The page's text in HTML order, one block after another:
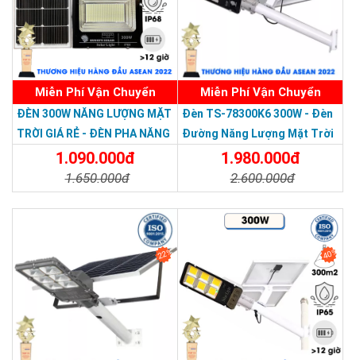
Thương hiệu dẫn đầu Việt Nam 2023
Miễn Phí Vận Chuyển
ĐÈN 300W NĂNG LƯỢNG MẶT
TRỜI GIÁ RẺ - ĐÈN PHA NĂNG
LƯỢNG MẶT TRỜI 300W MẪU
1.090.000đ
1.650.000đ
Miễn Phí Vận Chuyển
Đèn TS-78300K6 300W - Đèn
Đường Năng Lượng Mặt Trời
300W TS-78300K6 - Solar
Light 300W
1.980.000đ
2.600.000đ
22% 40%